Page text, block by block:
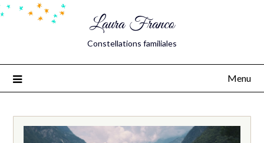
Laura Franco
Constellations familiales
Menu